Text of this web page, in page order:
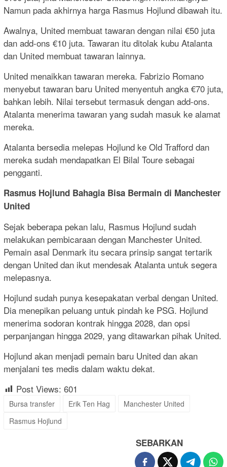
Namun pada akhirnya harga Rasmus Hojlund dibawah itu.
Awalnya, United membuat tawaran dengan nilai €50 juta
dan add-ons €10 juta. Tawaran itu ditolak kubu Atalanta
dan United membuat tawaran lainnya.
United menaikkan tawaran mereka. Fabrizio Romano
menyebut tawaran baru United menyentuh angka €70 juta,
bahkan lebih. Nilai tersebut termasuk dengan add-ons.
Atalanta menerima tawaran yang sudah masuk ke alamat
mereka.
Atalanta bersedia melepas Hojlund ke Old Trafford dan
mereka sudah mendapatkan El Bilal Toure sebagai
pengganti.
Rasmus Hojlund Bahagia Bisa Bermain di Manchester
United
Sejak beberapa pekan lalu, Rasmus Hojlund sudah
melakukan pembicaraan dengan Manchester United.
Pemain asal Denmark itu secara prinsip sangat tertarik
dengan United dan ikut mendesak Atalanta untuk segera
melepasnya.
Hojlund sudah punya kesepakatan verbal dengan United.
Dia menepikan peluang untuk pindah ke PSG. Hojlund
menerima sodoran kontrak hingga 2028, dan opsi
perpanjangan hingga 2029, yang ditawarkan pihak United.
Hojlund akan menjadi pemain baru United dan akan
menjalani tes medis dalam waktu dekat.
Post Views: 601
Bursa transfer Erik Ten Hag
Manchester United
Rasmus Hojlund
SEBARKAN